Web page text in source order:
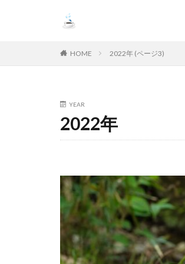
HOME 2022年 (ページ3)
YEAR
2022年